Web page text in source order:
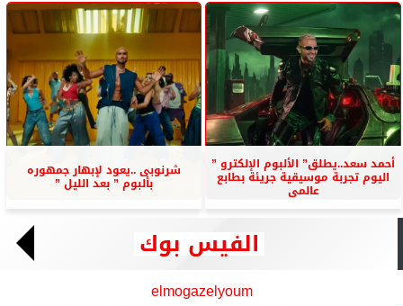
أحمد سعد..يطلق” الألبوم الإلكترو ”
اليوم تجربة موسيقية جريئة بطابع
عالمى
شرنوبى ..يعود لإبهار جمهوره
بألبوم ” بعد الليل ”
الفيس بوك
elmogazelyoum